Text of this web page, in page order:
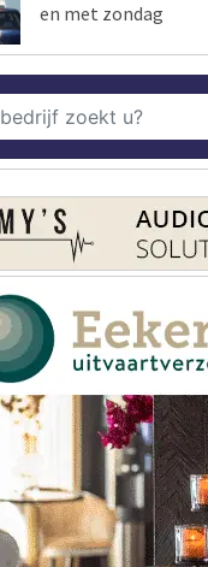
en met zondag